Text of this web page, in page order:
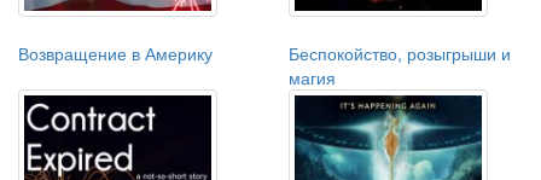
Возвращение в Америку
Беспокойство, розыгрыши и
магия